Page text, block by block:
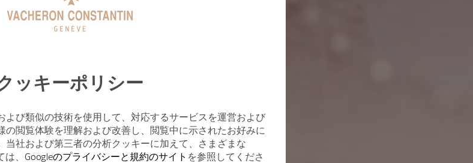
ッキーポリシー
よび類似の技術を使用して、対応するサービスを運営および
の閲覧体験を理解および改善し、閲覧中に示されたお好みに
当社および第三者の分析クッキーに加えて、さまざまな
、 Googleのプライバシーと規約のサイト を参照してくださ